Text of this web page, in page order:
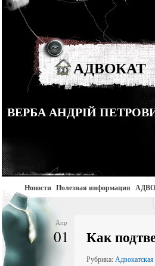
АДВОКАТ
ВЕРБА АНДРІЙ ПЕТРОВИЧ
Новости Полезная информация
Апр
01 Как
Рубрика: